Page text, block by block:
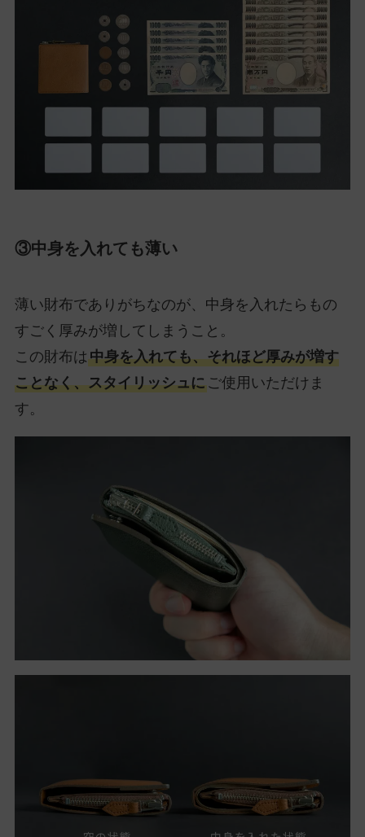
③中身を入れても薄い
薄い財布でありがちなのが、中身を入れたらもの
すごく厚みが増してしまうこと。
この財布は中身を入れても、それほど厚みが増す
ことなく、スタイリッシュにご使用いただけま
す。